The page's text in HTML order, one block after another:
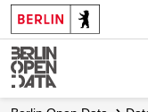
Skip
to
main
content